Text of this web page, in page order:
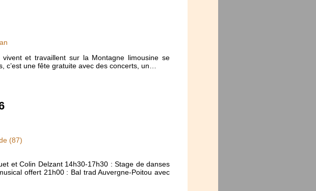
et travaillent sur la Montagne limousine se
une fête gratuite avec des concerts, un…
(87)
et Colin Delzant 14h30-17h30 : Stage de danses
offert 21h00 : Bal trad Auvergne-Poitou avec